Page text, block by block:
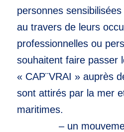
personnes
au travers de leurs
professionnelles ou
souhaitent faire passer
« CAP¨VRAI » auprès
sont attirés par la mer
maritimes.
– un mouvement